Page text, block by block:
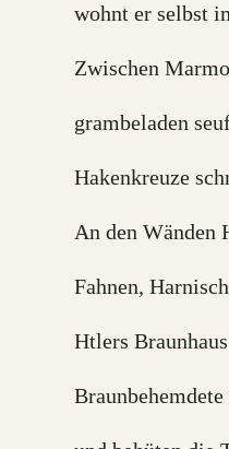
wohnt er selbst
Zwischen
grambeladen
Hakenkreuze
An den Wänden
Fahnen,
Htlers